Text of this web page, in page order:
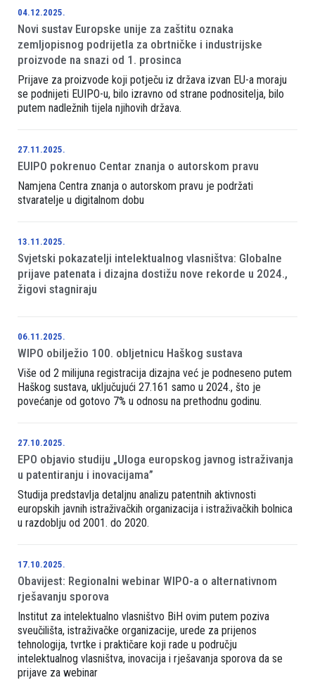
04.12.2025.
Novi sustav Europske unije za zaštitu oznaka
zemljopisnog podrijetla za obrtničke i industrijske
proizvode na snazi od 1. prosinca
Prijave za proizvode koji potječu iz država izvan EU-a moraju
se podnijeti EUIPO-u, bilo izravno od strane podnositelja, bilo
putem nadležnih tijela njihovih država.
27.11.2025.
EUIPO pokrenuo Centar znanja o autorskom pravu
Namjena Centra znanja o autorskom pravu je podržati
stvaratelje u digitalnom dobu
13.11.2025.
Svjetski pokazatelji intelektualnog vlasništva: Globalne
prijave patenata i dizajna dostižu nove rekorde u 2024.,
žigovi stagniraju
06.11.2025.
WIPO obilježio 100. obljetnicu Haškog sustava
Više od 2 milijuna registracija dizajna već je podneseno putem
Haškog sustava, uključujući 27.161 samo u 2024., što je
povećanje od gotovo 7% u odnosu na prethodnu godinu.
27.10.2025.
EPO objavio studiju „Uloga europskog javnog istraživanja
u patentiranju i inovacijama”
Studija predstavlja detaljnu analizu patentnih aktivnosti
europskih javnih istraživačkih organizacija i istraživačkih bolnica
u razdoblju od 2001. do 2020.
17.10.2025.
Obavijest: Regionalni webinar WIPO-a o alternativnom
rješavanju sporova
Institut za intelektualno vlasništvo BiH ovim putem poziva
sveučilišta, istraživačke organizacije, urede za prijenos
tehnologija, tvrtke i praktičare koji rade u području
intelektualnog vlasništva, inovacija i rješavanja sporova da se
prijave za webinar